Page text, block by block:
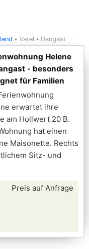
Varel Dangast
Helene
- besonders
für Familien
erwartet ihre
am Hollwert 20 B.
hat einen
Maisonette. Rechts
Sitz- und
Preis auf Anfrage